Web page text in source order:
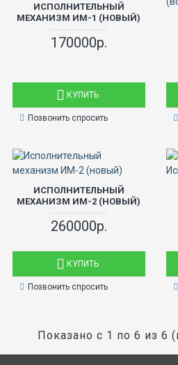
ИСПОЛНИТЕЛЬНЫЙ
МЕХАНИЗМ ИМ-1 (НОВЫЙ)
170000р.
КУПИТЬ
Позвонить спросить
ИСПОЛНИТЕЛЬНЫЙ
МЕХАНИЗМ ИМ-2 (НОВЫЙ)
260000р.
КУПИТЬ
Позвонить спросить
Показано с 1 по 6 из 6